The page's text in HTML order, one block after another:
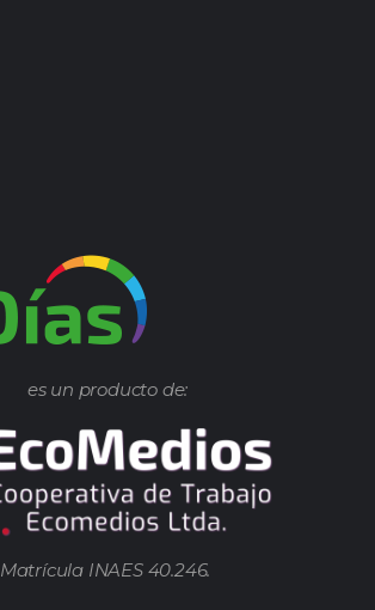
es un producto de:
Matrícula INAES 40.246.